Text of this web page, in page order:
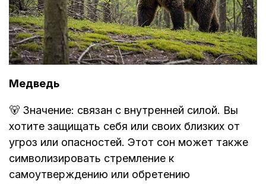
Медведь
🐻 Значение: связан с внутренней силой. Вы
хотите защищать себя или своих близких от
угроз или опасностей. Этот сон может также
символизировать стремление к
самоутверждению или обретению